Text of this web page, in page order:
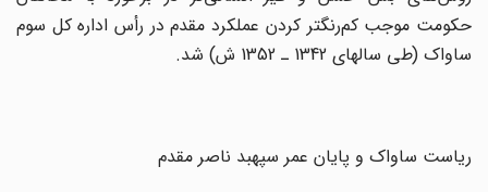
حکومت موجب کم‌رنگتر کردن عملکرد مقدم در رأس اداره کل سوم
ساواک (طی سالهای 1342 ـ 1352 ش) شد.
ریاست ساواک و پایان عمر سپهبد ناصر مقدم